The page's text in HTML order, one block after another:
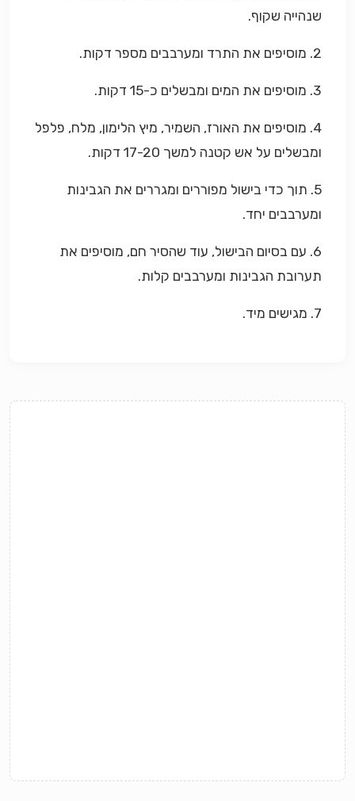
שנהייה שקוף.
2. מוסיפים את התרד ומערבבים מספר דקות.
3. מוסיפים את המים ומבשלים כ-15 דקות.
4. מוסיפים את האורז, השמיר, מיץ הלימון, מלח, פלפל
ומבשלים על אש קטנה למשך 17-20 דקות.
5. תוך כדי בישול מפוררים ומגררים את הגבינות
ומערבבים יחד.
6. עם בסיום הבישול, עוד שהסיר חם, מוסיפים את
תערובת הגבינות ומערבבים קלות.
7. מגישים מיד.